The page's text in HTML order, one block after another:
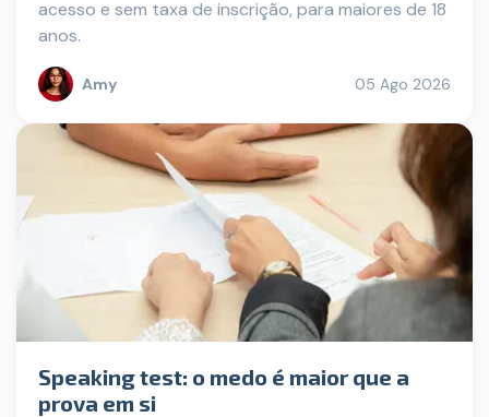
acesso e sem taxa de inscrição, para maiores de 18
anos.
Amy 05 Ago 2026
Speaking test: o medo é maior que a
prova em si